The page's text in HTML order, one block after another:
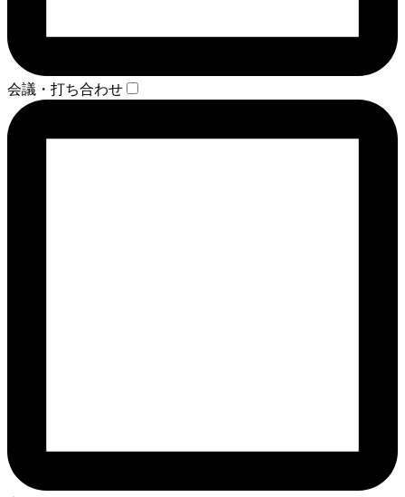
会議・打ち合わせ